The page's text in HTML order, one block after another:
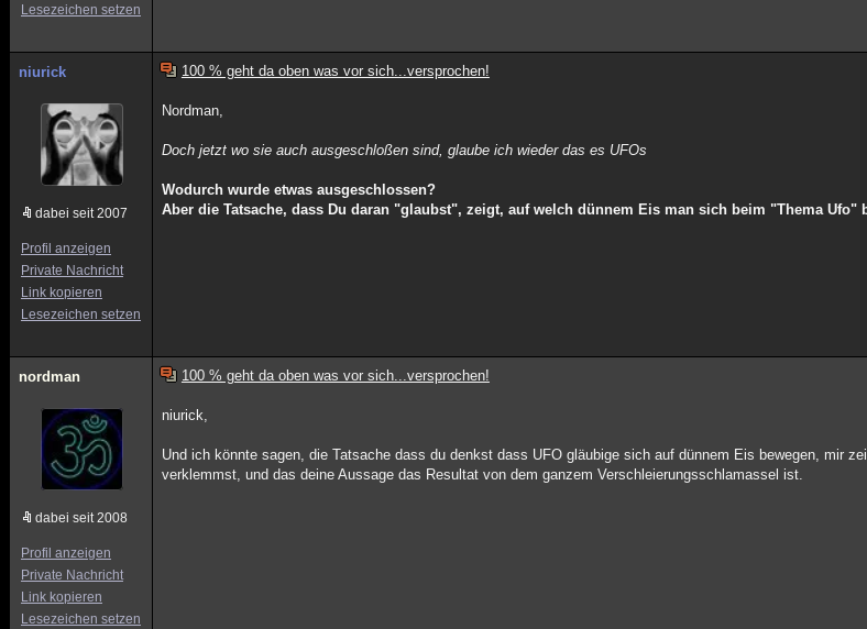
Lesezeichen setzen
niurick
dabei seit 2007
Profil anzeigen
Private Nachricht
Link kopieren
Lesezeichen setzen
100 % geht da oben was vor sich...versprochen!
Nordman,
Doch jetzt wo sie auch ausgeschloßen sind, glaube ich wieder das es UFOs
Wodurch wurde etwas ausgeschlossen?
Aber die Tatsache, dass Du daran "glaubst", zeigt, auf welch dünnem Eis man sich beim "Thema Ufo"
nordman
dabei seit 2008
Profil anzeigen
Private Nachricht
Link kopieren
Lesezeichen setzen
100 % geht da oben was vor sich...versprochen!
niurick,
Und ich könnte sagen, die Tatsache dass du denkst dass UFO gläubige sich auf dünnem Eis bewegen, mir
verklemmst, und das deine Aussage das Resultat von dem ganzem Verschleierungsschlamassel ist.